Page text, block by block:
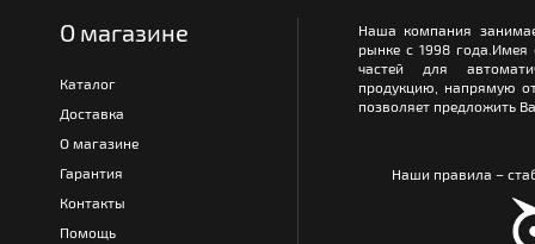
О магазине
Каталог
Доставка
О магазине
Гарантия
Контакты
Помощь
Наша компания
рынке с 1998
частей для
продукцию, напрямую
позволяет предложить
Наши правила –